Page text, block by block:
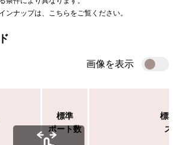
ナップは、こちらをご覧ください。
画像を表示
標準
ポート数
標準
ス